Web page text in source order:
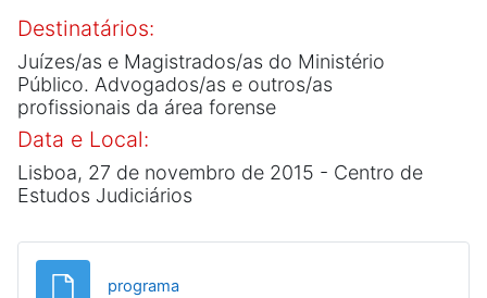
Destinatários:
Juízes/as e Magistrados/as do Ministério
Público. Advogados/as e outros/as
profissionais da área forense
Data e Local:
Lisboa, 27 de novembro de 2015 - Centro de
Estudos Judiciários
programaFicheiro